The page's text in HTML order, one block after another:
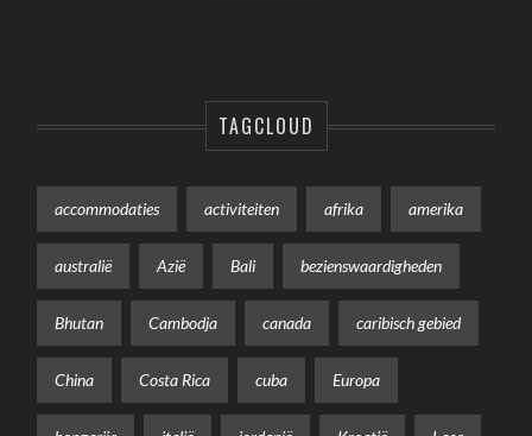
TAGCLOUD
accommodaties activiteiten afrika amerika
australië Azië Bali bezienswaardigheden
Bhutan Cambodja canada caribisch gebied
China Costa Rica cuba Europa